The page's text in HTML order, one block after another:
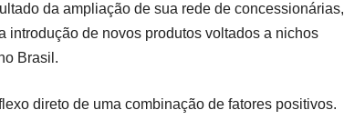
da ampliação de sua rede de concessionárias,
introdução de novos produtos voltados a nichos
Brasil.
direto de uma combinação de fatores positivos.